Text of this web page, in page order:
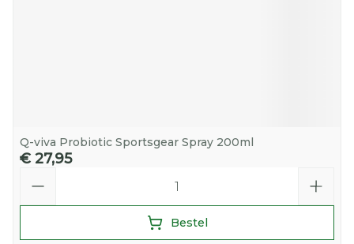
Q-viva Probiotic Sportsgear Spray 200ml
€ 27,95
Bestel